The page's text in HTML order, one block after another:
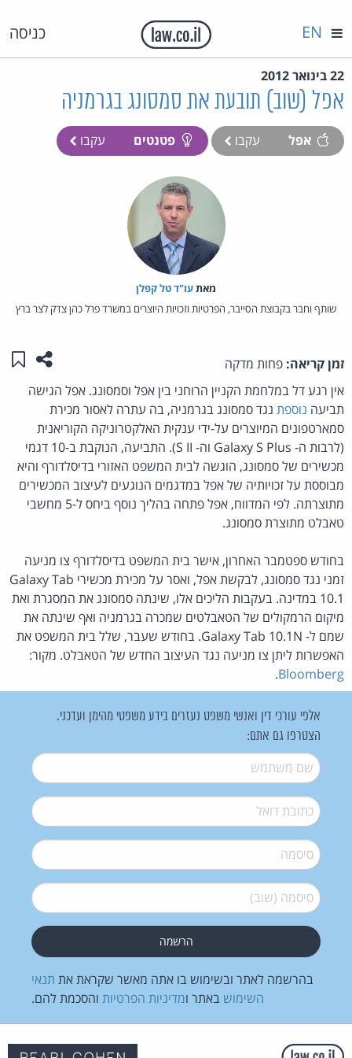
כניסה EN
22 בינואר 2012
אפל (שוב) תובעת את סמסונג בגרמניה
אפל עקבו פטנטים עקבו
מאת‏עו"ד טל קפלן
שותף וחבר בקבוצת הסייבר, הפרטיות וזכויות היוצרים במשרד פרל כהן צדק לצר ברץ
זמן קריאה: פחות מדקה שתפו
אין רגע דל במלחמת הקניין הרוחני בין אפל וסמסונג. אפל הגישה
תביעה נוספת נגד סמסונג בגרמניה, בה עתרה לאסור מכירת
סמארטפונים המיוצרים על-ידי ענקית האלקטרוניקה הקוריאנית
(לרבות ה- Galaxy S Plus וה- S II). התביעה, הנוקבת ב-10 דגמי
מכשירים של סמסונג, הוגשה לבית המשפט האזורי בדיסלדורף והיא
מבוססת על זכויותיה של אפל במדגמים הנוגעים לעיצוב המכשירים
מתוצרתה. לפי המדווח, אפל פתחה בהליך נוסף ביחס ל-5 מחשבי
טאבלט מתוצרת סמסונג.
בחודש ספטמבר האחרון, אישר בית המשפט בדיסלדורף צו מניעה
זמני נגד סמסונג, לבקשת אפל, ואסר על מכירת מכשירי Galaxy Tab
10.1 במדינה. בעקבות הליכים אלו, שינתה סמסונג את המסגרת ואת
מיקום הרמקולים של הטאבלטים שמכרה בגרמניה ואף שינתה את
שמם ל- Galaxy Tab 10.1N. בחודש שעבר, שלל בית המשפט את
האפשרות ליתן צו מניעה נגד העיצוב החדש של הטאבלט. מקור:
Bloomberg
.
אלפי עורכי דין ואנשי משפט נעזרים בידע משפטי מהימן ועדכני.
הצטרפו גם אתם:
שם משתמש*
דואל*
סיסמה*
סיסמה (שוב)*
בהרשמה לאתר ובשימוש בו אתה מאשר שקראת את תנאי
השימוש באתר ומדיניות הפרטיות והסכמת להם.